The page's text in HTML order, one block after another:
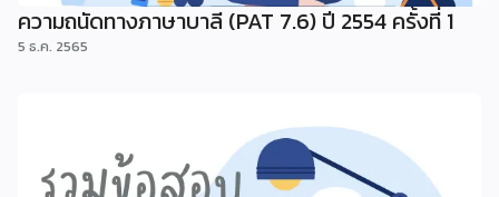
ความถนัดทางภาษาบาลี (PAT 7.6) ปี 2554 ครั้งที่ 1
5 ธ.ค. 2565